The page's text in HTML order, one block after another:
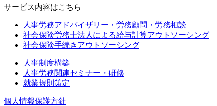
サービス内容はこちら
人事労務アドバイザリー・労務顧問・労務相談
社会保険労務士法人による給与計算アウトソーシング
社会保険手続きアウトソーシング
人事制度構築
人事労務関連セミナー・研修
就業規則策定
個人情報保護方針